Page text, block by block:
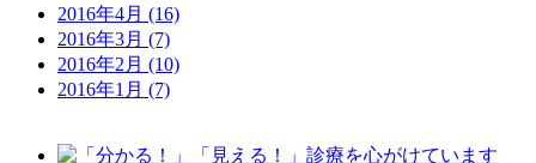
2016年4月 (16)
2016年3月 (7)
2016年2月 (10)
2016年1月 (7)